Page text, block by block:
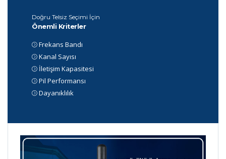
Doğru Telsiz Seçimi İçin
Önemli Kriterler
Frekans Bandı
Kanal Sayısı
İletişim Kapasitesi
Pil Performansı
Dayanıklılık